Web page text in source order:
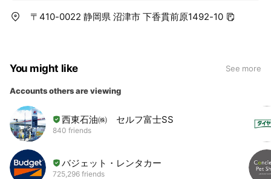
〒410-0022 静岡県 沼津市 下香貫前原1492-10
You might like See more
Accounts others are viewing
西東石油㈱ セルフ富士SS
840 friends
バジェット・レンタカー
725,296 friends